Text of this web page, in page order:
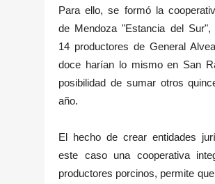
Para ello, se formó la
de Mendoza "Estancia del Sur",
14 productores de General
doce harían lo mismo en San
posibilidad de sumar otros
año.
El hecho de crear entidades
este caso una cooperativa
productores porcinos, permite